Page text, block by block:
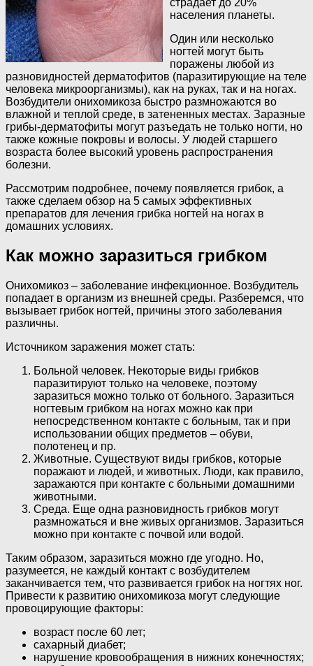
населения планеты.
Один или несколько
ногтей могут быть
поражены любой из
разновидностей дерматофитов (паразитирующие на теле
человека микроорганизмы), как на руках, так и на ногах.
Возбудители онихомикоза быстро размножаются во
влажной и теплой среде, в затененных местах. Заразные
грибы-дерматофиты могут разъедать не только ногти, но
также кожные покровы и волосы. У людей старшего
возраста более высокий уровень распространения
болезни.
Рассмотрим подробнее, почему появляется грибок, а
также сделаем обзор на 5 самых эффективных
препаратов для лечения грибка ногтей на ногах в
домашних условиях.
Как можно заразиться грибком
Онихомикоз – заболевание инфекционное. Возбудитель
попадает в организм из внешней среды. Разберемся, что
вызывает грибок ногтей, причины этого заболевания
различны.
Источником заражения может стать:
Больной человек. Некоторые виды грибков
паразитируют только на человеке, поэтому
заразиться можно только от больного. Заразиться
ногтевым грибком на ногах можно как при
непосредственном контакте с больным, так и при
использовании общих предметов – обуви,
полотенец и пр.
Животные. Существуют виды грибков, которые
поражают и людей, и животных. Люди, как правило,
заражаются при контакте с больными домашними
животными.
Среда. Еще одна разновидность грибков могут
размножаться и вне живых организмов. Заразиться
можно при контакте с почвой или водой.
Таким образом, заразиться можно где угодно. Но,
разумеется, не каждый контакт с возбудителем
заканчивается тем, что развивается грибок на ногтях ног.
Привести к развитию онихомикоза могут следующие
провоцирующие факторы:
возраст после 60 лет;
сахарный диабет;
нарушение кровообращения в нижних конечностях;